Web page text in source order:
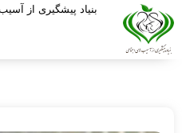
بنیاد پیشگیری از